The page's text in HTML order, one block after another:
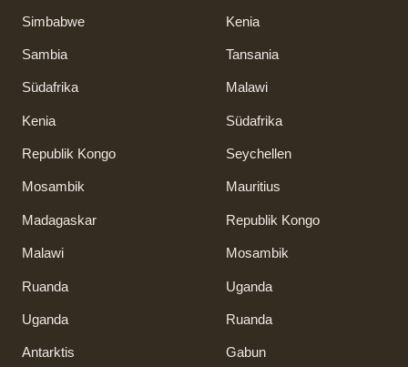
Simbabwe
Sambia
Südafrika
Kenia
Republik Kongo
Mosambik
Madagaskar
Malawi
Ruanda
Uganda
Antarktis
Kenia
Tansania
Malawi
Südafrika
Seychellen
Mauritius
Republik Kongo
Mosambik
Uganda
Ruanda
Gabun